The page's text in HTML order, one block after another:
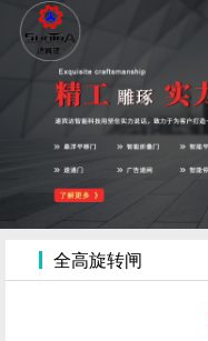
首页
关于我们
全高旋转闸